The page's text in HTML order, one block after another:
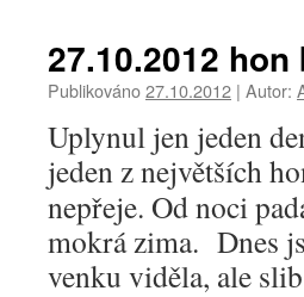
27.10.2012
Publikováno27.10.2012 | Autor:
Uplynul jen jeden
jeden z největších
nepřeje. Od noci
mokrá zima. Dnes
venku viděla, ale